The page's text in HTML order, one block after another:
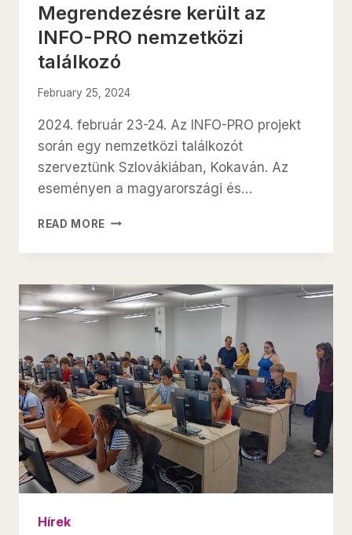
Megrendezésre került az
INFO-PRO nemzetközi
találkozó
February 25, 2024
2024. február 23-24. Az INFO-PRO projekt
során egy nemzetközi találkozót
szerveztünk Szlovákiában, Kokaván. Az
eseményen a magyarországi és…
READ MORE MEGRENDEZÉSRE
AZ
PRO
NEMZETKÖZI
TALÁLKOZÓ
Hírek